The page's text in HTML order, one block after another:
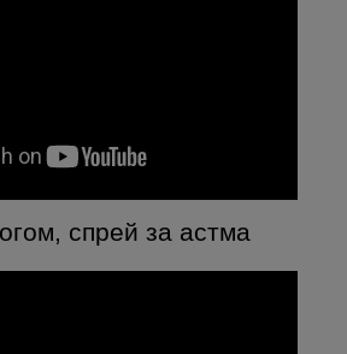
спрей за астма